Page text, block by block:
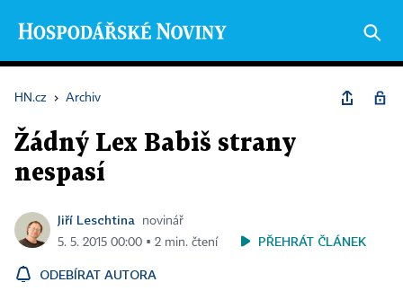
HN.cz › Archiv
Žádný Lex Babiš strany
nespasí
Jiří Leschtina
novinář
5. 5. 2015 00:00 ▪ 2 min. čtení
PŘEHRÁT ČLÁNEK
ODEBÍRAT AUTORA